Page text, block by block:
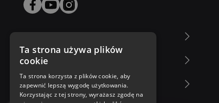
Zakupy u nas
Nasza oferta
Ta strona używa plików
cookie
Ta strona korzysta z plików cookie, aby
zapewnić lepszą wygodę użytkowania.
Korzystając z tej strony, wyrażasz zgodę na